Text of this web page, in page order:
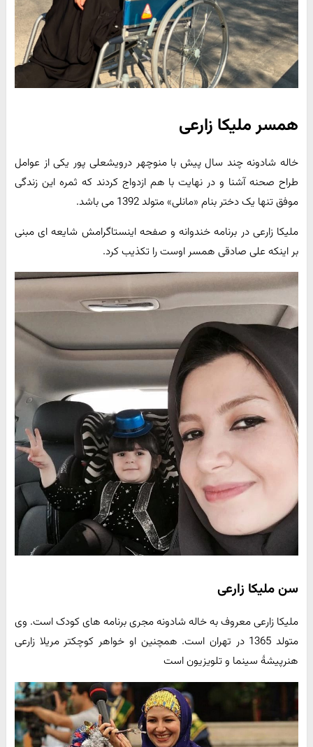
همسر ملیکا زارعی
خاله شادونه چند سال پیش با منوچهر درویشعلی پور یکی از عوامل
طراح صحنه آشنا و در نهایت با هم ازدواج کردند که ثمره این زندگی
موفق تنها یک دختر بنام «مانلی» متولد 1392 می باشد.
ملیکا زارعی در برنامه خندوانه و صفحه اینستاگرامش شایعه ای مبنی
بر اینکه علی صادقی همسر اوست را تکذیب کرد.
سن ملیکا زارعی
ملیکا زارعی معروف به خاله شادونه مجری برنامه های کودک است. وی
متولد 1365 در تهران است. همچنین او خواهر کوچکتر مریلا زارعی
هنرپیشهٔ سینما و تلویزیون است